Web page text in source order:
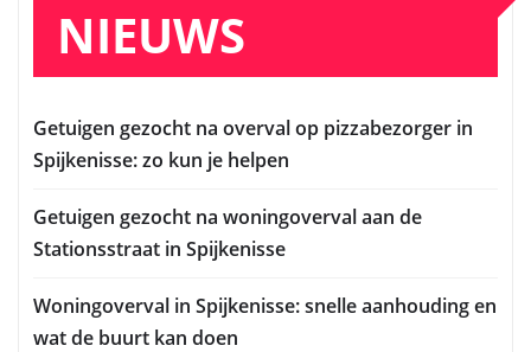
NIEUWS
Getuigen gezocht na overval op pizzabezorger in
Spijkenisse: zo kun je helpen
Getuigen gezocht na woningoverval aan de
Stationsstraat in Spijkenisse
Woningoverval in Spijkenisse: snelle aanhouding en
wat de buurt kan doen